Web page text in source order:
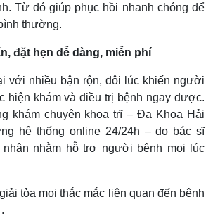
Từ đó giúp phục hồi nhanh chóng để
thường.
đặt hẹn dễ dàng, miễn phí
với nhiều bận rộn, đôi lúc khiến người
hiện khám và điều trị bệnh ngay được.
khám chuyên khoa trĩ – Đa Khoa Hải
hệ thống online 24/24h – do bác sĩ
nhận nhằm hỗ trợ người bệnh mọi lúc
tỏa mọi thắc mắc liên quan đến bệnh